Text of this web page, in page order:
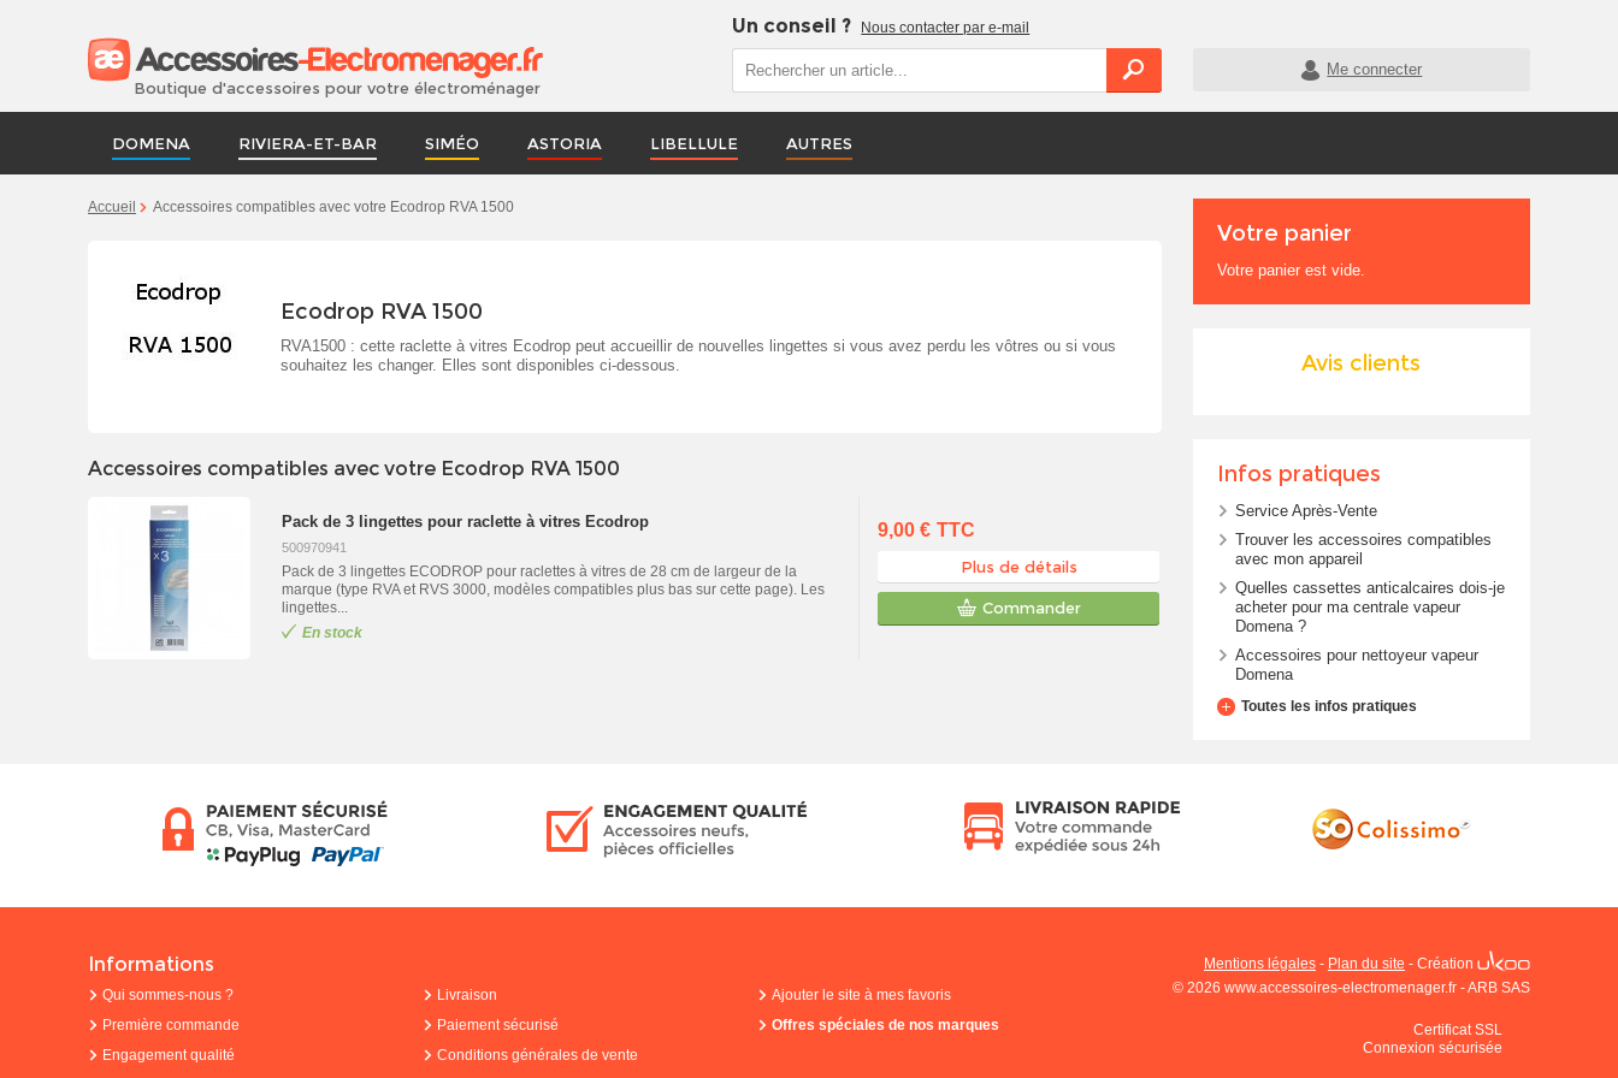
Boutique d'accessoires pour votre électroménager
Un conseil ? Nous contacter par e-mail
Me connecter
DOMENA RIVIERA-ET-BAR SIMÉO ASTORIA LIBELLULE AUTRES
Accueil Accessoires compatibles avec votre Ecodrop RVA 1500
Ecodrop RVA 1500
RVA1500 : cette raclette à vitres Ecodrop peut accueillir de nouvelles lingettes si vous avez perdu les vôtres ou si vous
souhaitez les changer. Elles sont disponibles ci-dessous.
Accessoires compatibles avec votre Ecodrop RVA 1500
Pack de 3 lingettes pour raclette à vitres Ecodrop
500970941
Pack de 3 lingettes ECODROP pour raclettes à vitres de 28 cm de largeur de la
marque (type RVA et RVS 3000, modèles compatibles plus bas sur cette page). Les
lingettes...
En stock
9,00 € TTC
Plus de détails
Commander
Votre panier
Votre panier est vide.
Avis clients
Infos pratiques
Service Après-Vente
Trouver les accessoires compatibles
avec mon appareil
Quelles cassettes anticalcaires dois-je
acheter pour ma centrale vapeur
Domena ?
Accessoires pour nettoyeur vapeur
Domena
Toutes les infos pratiques
Informations
Qui sommes-nous ? Livraison
Ajouter le site à mes favoris
Première commande
Paiement sécurisé
Offres spéciales de nos marques
Engagement qualité
Conditions générales de vente
Mentions légales - Plan du site - Création
© 2026 www.accessoires-electromenager.fr - ARB SAS
Certificat SSL
Connexion sécurisée